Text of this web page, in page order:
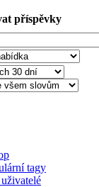
příspěvky
tagy